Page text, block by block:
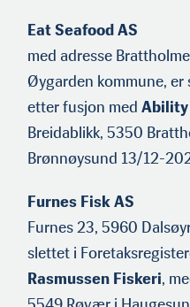
Eat Seafood AS
med adresse
Øygarden kommune,
etter fusjon med Ability
Breidablikk, 5350
Brønnøysund 13/12-
Furnes Fisk AS
Furnes 23, 5960
slettet i
Rasmussen Fiskeri,